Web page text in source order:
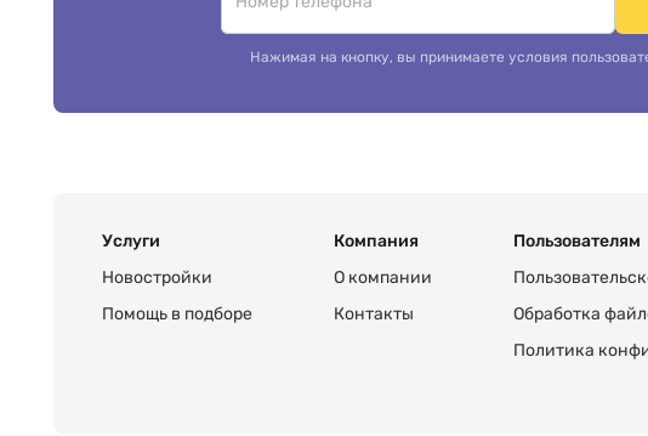
Нажимая на кнопку, вы принимаете условия
Услуги
Новостройки
Помощь в подборе
Компания
О компании
Контакты
Пользователям
Обработка
Политика